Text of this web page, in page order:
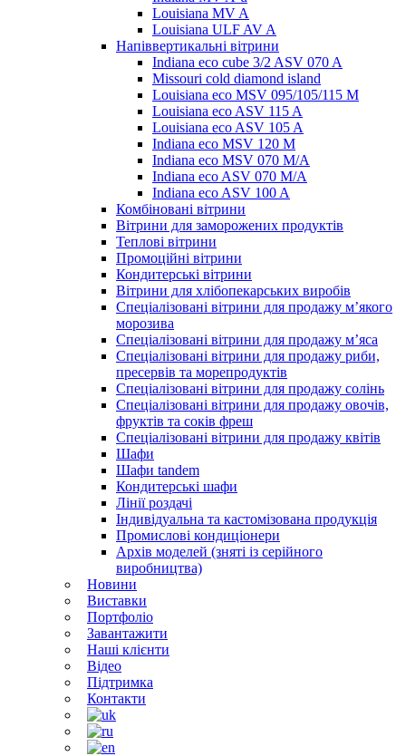
Louisiana MV A
Louisiana ULF AV A
Напіввертикальні вітрини
Indiana eco cube 3/2 ASV 070 A
Missouri cold diamond island
Louisiana eco MSV 095/105/115 M
Louisiana eco ASV 115 A
Louisiana eco ASV 105 A
Indiana eco MSV 120 M
Indiana eco MSV 070 M/A
Indiana eco ASV 070 M/A
Indiana eco ASV 100 A
Комбіновані вітрини
Вітрини для заморожених продуктів
Теплові вітрини
Промоційні вітрини
Кондитерські вітрини
Вітрини для хлібопекарських виробів
Спеціалізовані вітрини для продажу м’якого
морозива
Спеціалізовані вітрини для продажу м’яса
Спеціалізовані вітрини для продажу риби,
пресервів та морепродуктів
Спеціалізовані вітрини для продажу солінь
Спеціалізовані вітрини для продажу овочів,
фруктів та соків фреш
Спеціалізовані вітрини для продажу квітів
Шафи
Шафи tandem
Кондитерські шафи
Лінії роздачі
Індивідуальна та кастомізована продукція
Промислові кондиціонери
Архів моделей (зняті із серійного
виробництва)
Новини
Виставки
Портфоліо
Завантажити
Наші клієнти
Відео
Підтримка
Контакти